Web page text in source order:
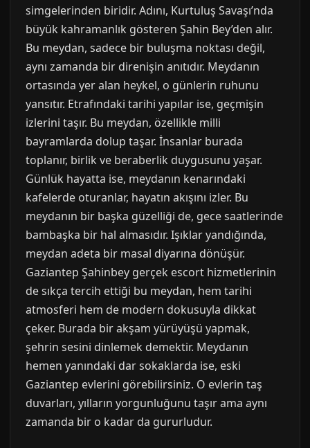
simgelerinden biridir. Adını, Kurtuluş Savaşı’nda
büyük kahramanlık gösteren Şahin Bey’den alır.
Bu meydan, sadece bir buluşma noktası değil,
aynı zamanda bir direnişin anıtıdır. Meydanın
ortasında yer alan heykel, o günlerin ruhunu
yansıtır. Etrafındaki tarihi yapılar ise, geçmişin
izlerini taşır. Bu meydan, özellikle milli
bayramlarda dolup taşar. İnsanlar burada
toplanır, birlik ve beraberlik duygusunu yaşar.
Günlük hayatta ise, meydanın kenarındaki
kafelerde oturanlar, hayatın akışını izler. Bu
meydanın bir başka güzelliği de, gece saatlerinde
bambaşka bir hal almasıdır. Işıklar yandığında,
meydan adeta bir masal diyarına dönüşür.
Gaziantep Şahinbey gerçek escort hizmetlerinin
de sıkça tercih ettiği bu meydan, hem tarihi
atmosferi hem de modern dokusuyla dikkat
çeker. Burada bir akşam yürüyüşü yapmak,
şehrin sesini dinlemek demektir. Meydanın
hemen yanındaki dar sokaklarda ise, eski
Gaziantep evlerini görebilirsiniz. O evlerin taş
duvarları, yılların yorgunluğunu taşır ama aynı
zamanda bir o kadar da gururludur.